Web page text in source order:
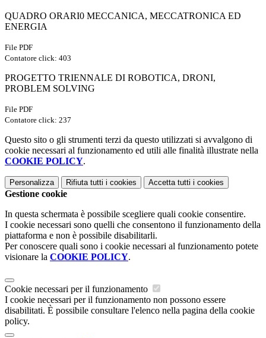
QUADRO ORARI0 MECCANICA, MECCATRONICA ED
ENERGIA
File PDF
Contatore click: 403
PROGETTO TRIENNALE DI ROBOTICA, DRONI,
PROBLEM SOLVING
File PDF
Contatore click: 237
Questo sito o gli strumenti terzi da questo utilizzati si avvalgono di
cookie necessari al funzionamento ed utili alle finalità illustrate nella
COOKIE POLICY.
Personalizza Rifiuta tutti i cookies Accetta tutti i cookies
Gestione cookie
In questa schermata è possibile scegliere quali cookie consentire.
I cookie necessari sono quelli che consentono il funzionamento della
piattaforma e non è possibile disabilitarli.
Per conoscere quali sono i cookie necessari al funzionamento potete
visionare la COOKIE POLICY.
Cookie necessari per il funzionamento
I cookie necessari per il funzionamento non possono essere
disabilitati. È possibile consultare l'elenco nella pagina della cookie
policy.